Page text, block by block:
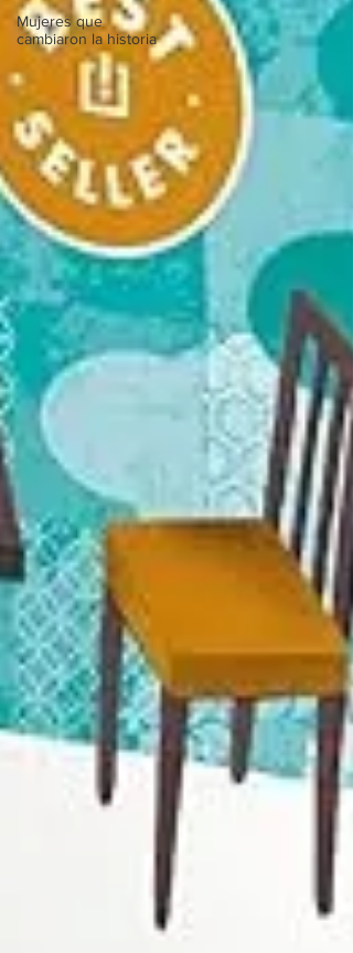
Mujeres que
cambiaron la historia